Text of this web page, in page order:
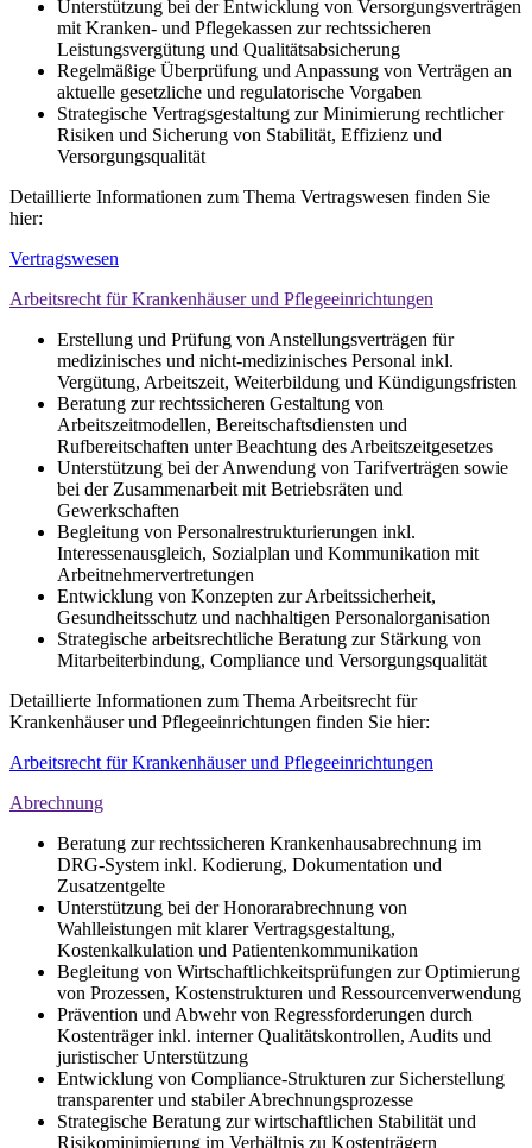
Unterstützung bei der Entwicklung von Versorgungsverträgen
mit Kranken- und Pflegekassen zur rechtssicheren
Leistungsvergütung und Qualitätsabsicherung
Regelmäßige Überprüfung und Anpassung von Verträgen an
aktuelle gesetzliche und regulatorische Vorgaben
Strategische Vertragsgestaltung zur Minimierung rechtlicher
Risiken und Sicherung von Stabilität, Effizienz und
Versorgungsqualität
Detaillierte Informationen zum Thema Vertragswesen finden Sie
hier:
Vertragswesen
Arbeitsrecht für Krankenhäuser und Pflegeeinrichtungen
Erstellung und Prüfung von Anstellungsverträgen für
medizinisches und nicht-medizinisches Personal inkl.
Vergütung, Arbeitszeit, Weiterbildung und Kündigungsfristen
Beratung zur rechtssicheren Gestaltung von
Arbeitszeitmodellen, Bereitschaftsdiensten und
Rufbereitschaften unter Beachtung des Arbeitszeitgesetzes
Unterstützung bei der Anwendung von Tarifverträgen sowie
bei der Zusammenarbeit mit Betriebsräten und
Gewerkschaften
Begleitung von Personalrestrukturierungen inkl.
Interessenausgleich, Sozialplan und Kommunikation mit
Arbeitnehmervertretungen
Entwicklung von Konzepten zur Arbeitssicherheit,
Gesundheitsschutz und nachhaltigen Personalorganisation
Strategische arbeitsrechtliche Beratung zur Stärkung von
Mitarbeiterbindung, Compliance und Versorgungsqualität
Detaillierte Informationen zum Thema Arbeitsrecht für
Krankenhäuser und Pflegeeinrichtungen finden Sie hier:
Arbeitsrecht für Krankenhäuser und Pflegeeinrichtungen
Abrechnung
Beratung zur rechtssicheren Krankenhausabrechnung im
DRG-System inkl. Kodierung, Dokumentation und
Zusatzentgelte
Unterstützung bei der Honorarabrechnung von
Wahlleistungen mit klarer Vertragsgestaltung,
Kostenkalkulation und Patientenkommunikation
Begleitung von Wirtschaftlichkeitsprüfungen zur Optimierung
von Prozessen, Kostenstrukturen und Ressourcenverwendung
Prävention und Abwehr von Regressforderungen durch
Kostenträger inkl. interner Qualitätskontrollen, Audits und
juristischer Unterstützung
Entwicklung von Compliance-Strukturen zur Sicherstellung
transparenter und stabiler Abrechnungsprozesse
Strategische Beratung zur wirtschaftlichen Stabilität und
Risikominimierung im Verhältnis zu Kostenträgern